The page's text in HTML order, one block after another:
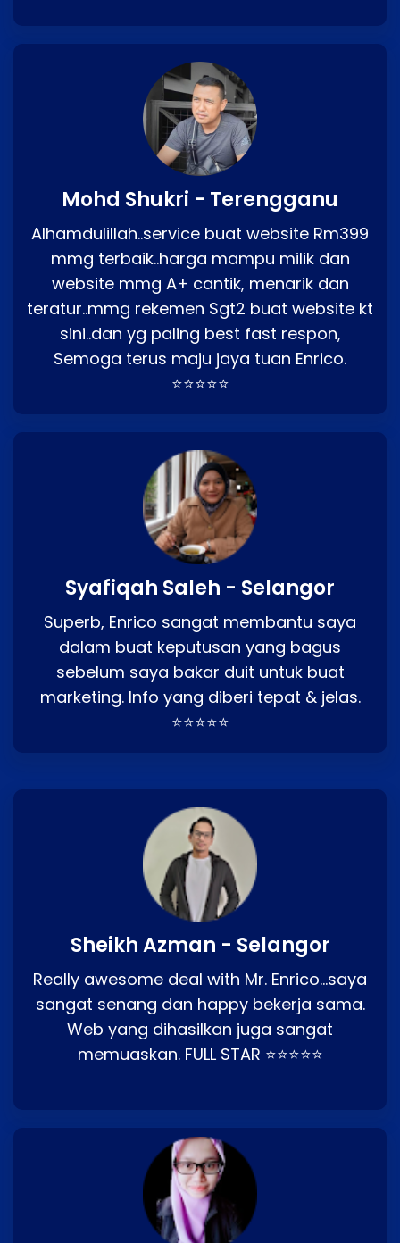
Mohd Shukri - Terengganu
Alhamdulillah..service buat website Rm399
mmg terbaik..harga mampu milik dan
website mmg A+ cantik, menarik dan
teratur..mmg rekemen Sgt2 buat website kt
sini..dan yg paling best fast respon,
Semoga terus maju jaya tuan Enrico.
⭐⭐⭐⭐⭐
Syafiqah Saleh - Selangor
Superb, Enrico sangat membantu saya
dalam buat keputusan yang bagus
sebelum saya bakar duit untuk buat
marketing. Info yang diberi tepat & jelas.
⭐⭐⭐⭐⭐
Sheikh Azman - Selangor
Really awesome deal with Mr. Enrico…saya
sangat senang dan happy bekerja sama.
Web yang dihasilkan juga sangat
memuaskan. FULL STAR ⭐⭐⭐⭐⭐